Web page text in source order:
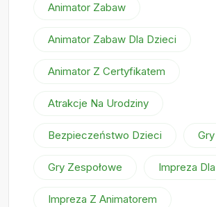
Animator Zabaw
Animator Zabaw Dla Dzieci
Animator Z Certyfikatem
Atrakcje Na Urodziny
Bezpieczeństwo Dzieci
Gry Zespołowe Impreza
Impreza Z Animatorem